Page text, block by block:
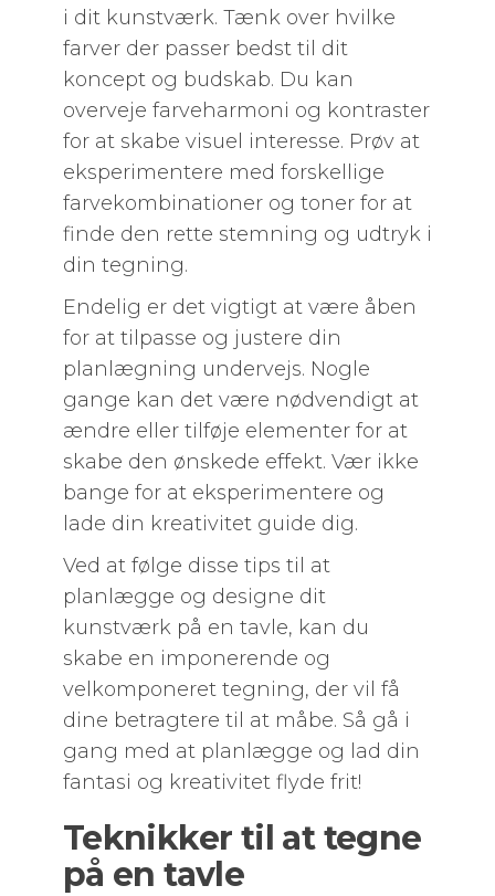
i dit kunstværk. Tænk over hvilke
farver der passer bedst til dit
koncept og budskab. Du kan
overveje farveharmoni og kontraster
for at skabe visuel interesse. Prøv at
eksperimentere med forskellige
farvekombinationer og toner for at
finde den rette stemning og udtryk i
din tegning.
Endelig er det vigtigt at være åben
for at tilpasse og justere din
planlægning undervejs. Nogle
gange kan det være nødvendigt at
ændre eller tilføje elementer for at
skabe den ønskede effekt. Vær ikke
bange for at eksperimentere og
lade din kreativitet guide dig.
Ved at følge disse tips til at
planlægge og designe dit
kunstværk på en tavle, kan du
skabe en imponerende og
velkomponeret tegning, der vil få
dine betragtere til at måbe. Så gå i
gang med at planlægge og lad din
fantasi og kreativitet flyde frit!
Teknikker til at tegne
på en tavle